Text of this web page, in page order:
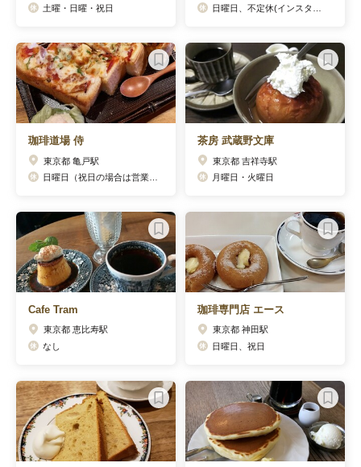
土曜・日曜・祝日
珈琲道場 侍
東京都 亀戸駅
茶房 武蔵野文庫
東京都 吉祥寺駅
月曜日・火曜日
Cafe Tram
東京都 恵比寿駅
なし
珈琲専門店 エース
東京都 神田駅
日曜日、祝日